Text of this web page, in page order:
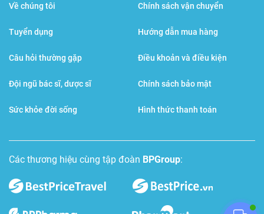
tay trẻ em.
Nhà sản xuất
Vitabiotics LTD.1 Aspsley Way, London, NW2 7HF, Anh
Về chúng tôi
Tuyển dụng
Câu hỏi thường gặp
Đội ngũ bác sĩ, dược sĩ
Sức khỏe đời sống
Chính sách vận chuyển
Hướng dẫn mua hàng
Điều khoản và điều kiện
Chính sách bảo mật
Hình thức thanh toán
Các thương hiệu cùng tập đoàn BPGroup: